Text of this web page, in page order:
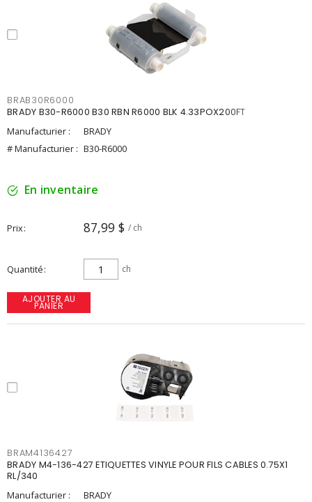
BRAB30R6000
BRADY B30-R6000 B30 RBN R6000 BLK 4.33POX200FT
Manufacturier :
BRADY
# Manufacturier : B30-R6000
En inventaire
Prix 87,99 $ / ch
Quantité ch
AJOUTER AU
PANIER
BRAM4136427
BRADY M4-136-427 ETIQUETTES VINYLE POUR FILS CABLES 0.75X1
RL/340
Manufacturier :
BRADY